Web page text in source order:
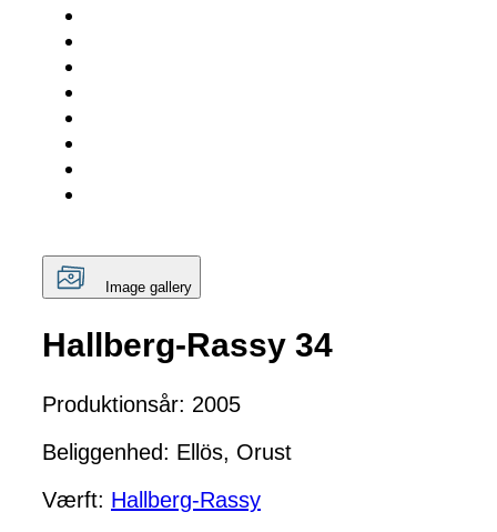
Image gallery
Hallberg-Rassy 34
Produktionsår: 2005
Beliggenhed: Ellös, Orust
Værft: Hallberg-Rassy